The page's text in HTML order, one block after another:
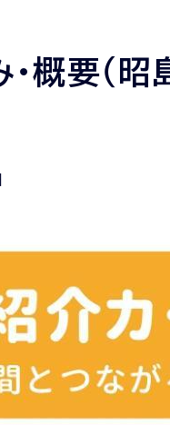
概要（